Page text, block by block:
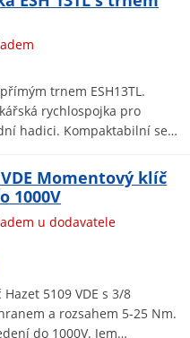
trnem ESH13TL.
rychlospojka pro
hadici. Kompaktabilní se…
Momentový klíč
1000V
u dodavatele
5109 VDE s 3/8
a rozsahem 5-25 Nm.
do 1000V. Jem…